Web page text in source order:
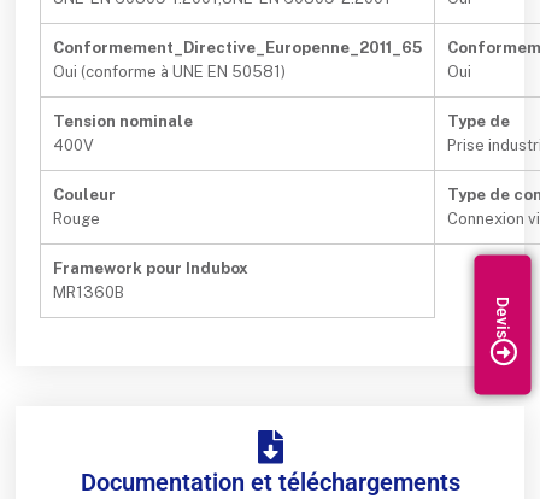
Conformement_Directive_Europenne_2011_65
Oui (conforme à UNE EN 50581)
Oui
Tension nominale
400V
Type de
Prise
Couleur
Rouge
Type de
Connexion
Framework pour Indubox
MR1360B
Documentation et téléchargements